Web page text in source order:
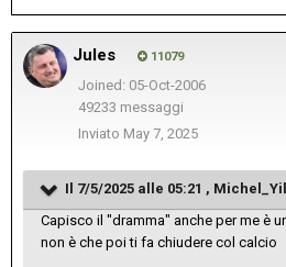
Jules 11079
Joined: 05-Oct-2006
49233 messaggi
Inviato May 7, 2025
Il 7/5/2025 alle 05:21 ,
Capisco il "dramma" anche per me è
non è che poi ti fa chiudere col calcio